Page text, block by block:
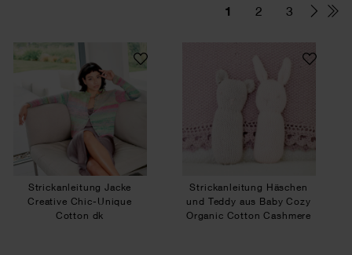
1 2 3
Strickanleitung Jacke Creative Chic-Unique
Strickanleitung Jacke
Creative Chic-Unique
Cotton dk
Strickanleitung
Strickanleitung Häschen
und Teddy aus Baby Cozy
Organic Cotton Cashmere